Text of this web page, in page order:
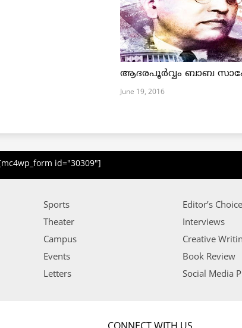
ആദരപൂര്‍വ്വം ബാബ
June 19, 2016
id="30309"]
Sports
Theater
Campus
Events
Letters
Editor’s Choice
Interviews
Creative
Book Review
Social Media